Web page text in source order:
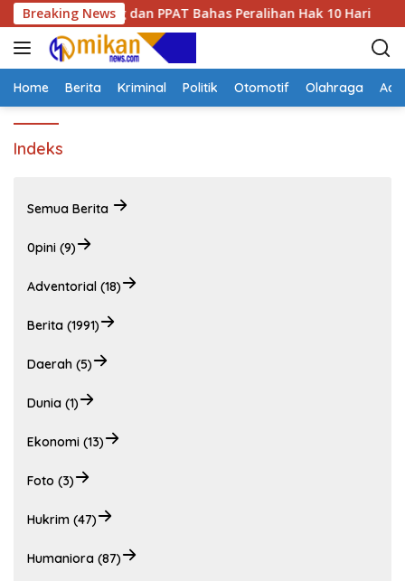
a
g
u
Breaking News
Kupang dan PPAT Bahas Peralihan Hak 10 Hari
Home Berita Kriminal Politik Otomotif Olahraga
Indeks
Semua Berita
0pini (9)
Adventorial (18)
Berita (1991)
Daerah (5)
Dunia (1)
Ekonomi (13)
Foto (3)
Hukrim (47)
Humaniora (87)